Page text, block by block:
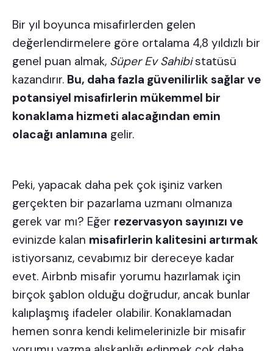
Bir yıl boyunca misafirlerden gelen
değerlendirmelere göre ortalama 4,8 yıldızlı bir
genel puan almak, Süper Ev Sahibistatüsü
kazandırır. Bu, daha fazla güvenilirlik sağlar ve
potansiyel misafirlerin mükemmel bir
konaklama hizmeti alacağından emin
olacağı anlamına gelir.
Peki, yapacak daha pek çok işiniz varken
gerçekten bir pazarlama uzmanı olmanıza
gerek var mı? Eğer rezervasyon sayınızı ve
evinizde kalan misafirlerin kalitesini artırmak
istiyorsanız, cevabımız bir dereceye kadar
evet. Airbnb misafir yorumu hazırlamak için
birçok şablon olduğu doğrudur, ancak bunlar
kalıplaşmış ifadeler olabilir. Konaklamadan
hemen sonra kendi kelimelerinizle bir misafir